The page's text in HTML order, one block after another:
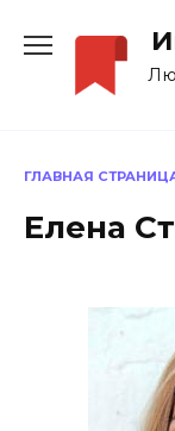
содержанию
ГЛАВНАЯ
Елена